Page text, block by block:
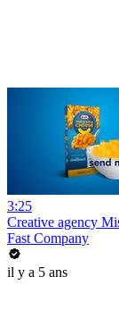
3:25
Creative agency
Fast Company
il y a 5 ans